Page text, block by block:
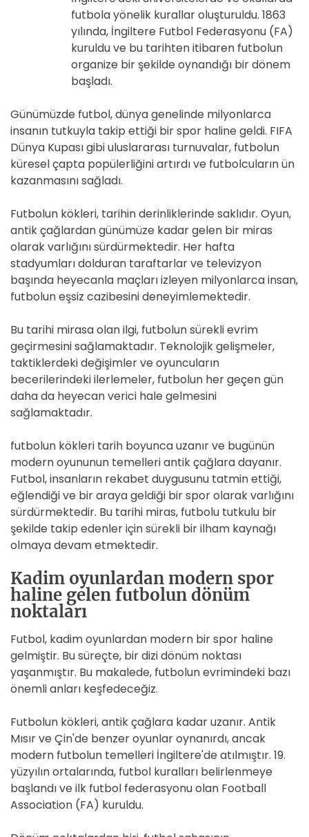
futbola yönelik kurallar oluşturuldu. 1863
yılında, İngiltere Futbol Federasyonu (FA)
kuruldu ve bu tarihten itibaren futbolun
organize bir şekilde oynandığı bir dönem
başladı.
Günümüzde futbol, dünya genelinde milyonlarca
insanın tutkuyla takip ettiği bir spor haline geldi. FIFA
Dünya Kupası gibi uluslararası turnuvalar, futbolun
küresel çapta popülerliğini artırdı ve futbolcuların ün
kazanmasını sağladı.
Futbolun kökleri, tarihin derinliklerinde saklıdır. Oyun,
antik çağlardan günümüze kadar gelen bir miras
olarak varlığını sürdürmektedir. Her hafta
stadyumları dolduran taraftarlar ve televizyon
başında heyecanla maçları izleyen milyonlarca insan,
futbolun eşsiz cazibesini deneyimlemektedir.
Bu tarihi mirasa olan ilgi, futbolun sürekli evrim
geçirmesini sağlamaktadır. Teknolojik gelişmeler,
taktiklerdeki değişimler ve oyuncuların
becerilerindeki ilerlemeler, futbolun her geçen gün
daha da heyecan verici hale gelmesini
sağlamaktadır.
futbolun kökleri tarih boyunca uzanır ve bugünün
modern oyununun temelleri antik çağlara dayanır.
Futbol, insanların rekabet duygusunu tatmin ettiği,
eğlendiği ve bir araya geldiği bir spor olarak varlığını
sürdürmektedir. Bu tarihi miras, futbolu tutkulu bir
şekilde takip edenler için sürekli bir ilham kaynağı
olmaya devam etmektedir.
Kadim oyunlardan modern spor
haline gelen futbolun dönüm
noktaları
Futbol, kadim oyunlardan modern bir spor haline
gelmiştir. Bu süreçte, bir dizi dönüm noktası
yaşanmıştır. Bu makalede, futbolun evrimindeki bazı
önemli anları keşfedeceğiz.
Futbolun kökleri, antik çağlara kadar uzanır. Antik
Mısır ve Çin'de benzer oyunlar oynanırdı, ancak
modern futbolun temelleri İngiltere'de atılmıştır. 19.
yüzyılın ortalarında, futbol kuralları belirlenmeye
başlandı ve ilk futbol federasyonu olan Football
Association (FA) kuruldu.